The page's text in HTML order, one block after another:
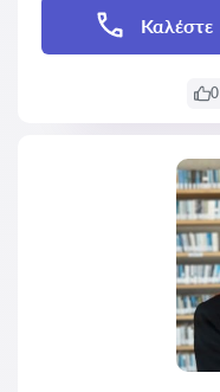
Καλέστε
0